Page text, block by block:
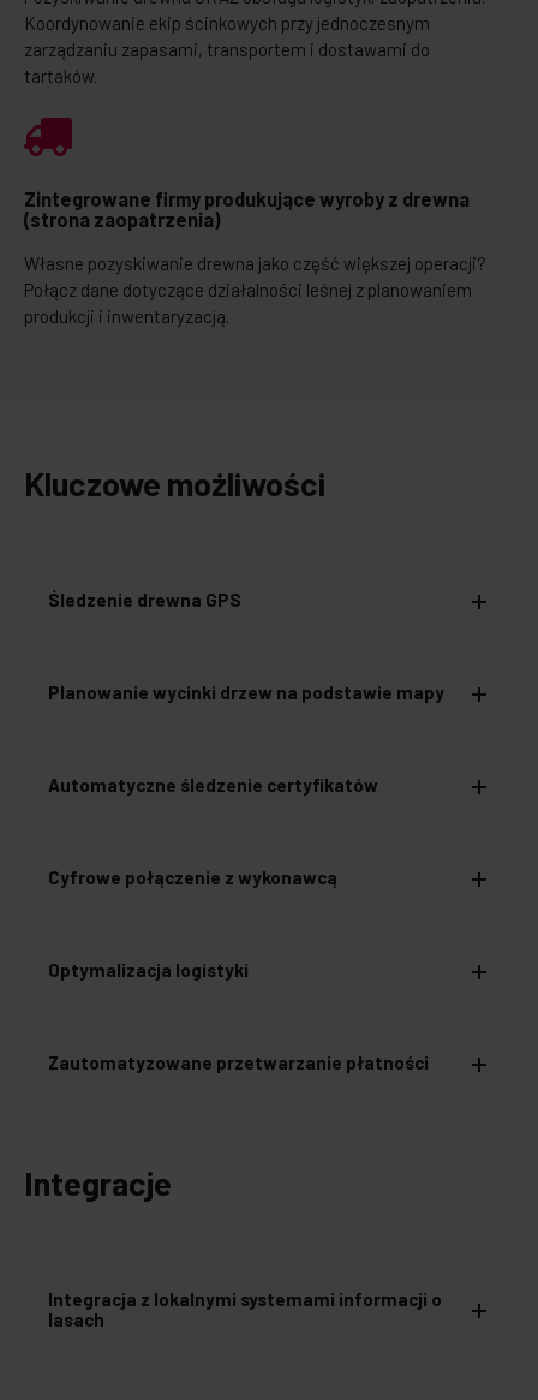
Koordynowanie ekip ścinkowych przy jednoczesnym
zarządzaniu zapasami, transportem i dostawami do
tartaków.
Zintegrowane firmy produkujące wyroby z drewna
(strona zaopatrzenia)
Własne pozyskiwanie drewna jako część większej operacji?
Połącz dane dotyczące działalności leśnej z planowaniem
produkcji i inwentaryzacją.
Kluczowe możliwości
Śledzenie drewna GPS
Planowanie wycinki drzew na podstawie mapy
Automatyczne śledzenie certyfikatów
Cyfrowe połączenie z wykonawcą
Optymalizacja logistyki
Zautomatyzowane przetwarzanie płatności
Integracje
Integracja z lokalnymi systemami informacji o
lasach